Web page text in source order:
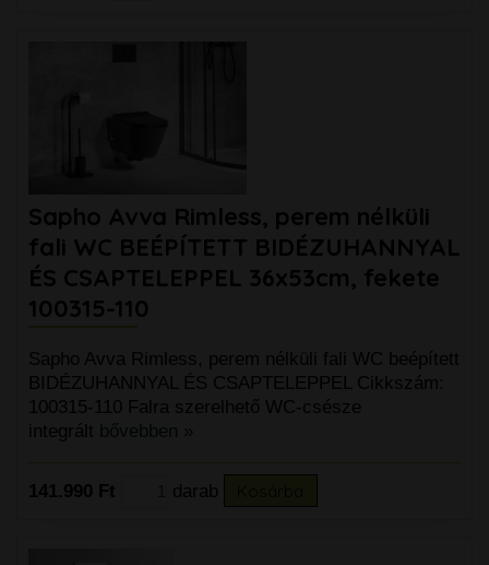
Sapho Avva Rimless, perem nélküli
fali WC BEÉPÍTETT BIDÉZUHANNYAL
ÉS CSAPTELEPPEL 36x53cm, fekete
100315-110
Sapho Avva Rimless, perem nélküli fali WC beépített
BIDÉZUHANNYAL ÉS CSAPTELEPPEL Cikkszám:
100315-110 Falra szerelhető WC-csésze
integrált bővebben »
141.990 Ft darab